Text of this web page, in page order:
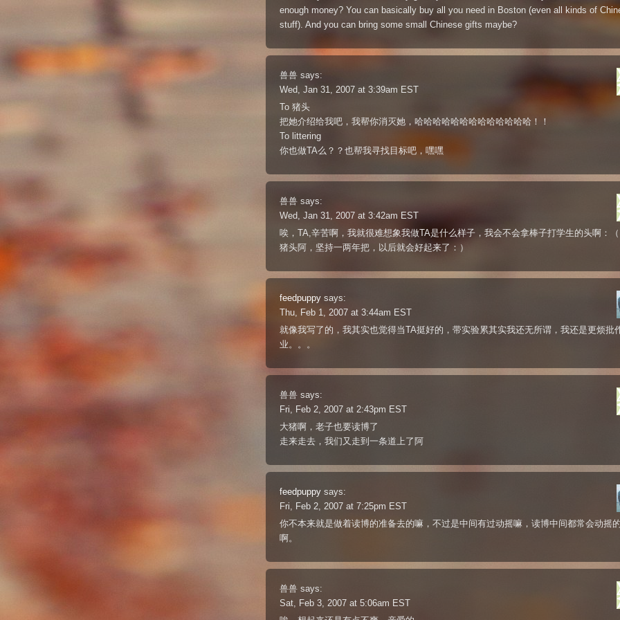
enough money? You can basically buy all you need in Boston (even all kinds of
stuff). And you can bring some small Chinese gifts maybe?
兽兽 says:
Wed, Jan 31, 2007 at 3:39am EST
To 猪头
把她介绍给我吧，我帮你消灭她，哈哈哈哈哈哈哈哈哈哈哈哈哈！！
To littering
你也做TA么？？也帮我寻找目标吧，嘿嘿
兽兽 says:
Wed, Jan 31, 2007 at 3:42am EST
唉，TA,辛苦啊，我就很难想象我做TA是什么样子，我会不会拿棒子打学生的头啊：（
猪头阿，坚持一两年把，以后就会好起来了：）
feedpuppy says:
Thu, Feb 1, 2007 at 3:44am EST
就像我写了的，我其实也觉得当TA挺好的，带实验累其实我还无所谓，我还是更烦批
业。。。
兽兽 says:
Fri, Feb 2, 2007 at 2:43pm EST
大猪啊，老子也要读博了
走来走去，我们又走到一条道上了阿
feedpuppy says:
Fri, Feb 2, 2007 at 7:25pm EST
你不本来就是做着读博的准备去的嘛，不过是中间有过动摇嘛，读博中间都常会动摇
啊。
兽兽 says:
Sat, Feb 3, 2007 at 5:06am EST